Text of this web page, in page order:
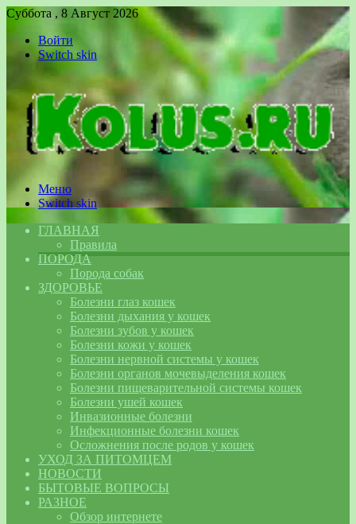
Суббота , 8 Август 2026
Войти
Switch skin
Меню
Switch skin
ГЛАВНАЯ
Правила
ПОРОДА
Порода собак
ЗДОРОВЬЕ
Болезни глаз кошек
Болезни дыхания у кошек
Болезни зубов у кошек
Болезни кожи у кошек
Болезни нервной системы у кошек
Болезни органов мочевыделения кошек
Болезни пищеварительной системы кошек
Болезни ушей кошек
Инвазионные болезни
Инфекционные болезни кошек
Осложнения после родов у кошек
УХОД ЗА ПИТОМЦЕМ
НОВОСТИ
БЫТОВЫЕ ВОПРОСЫ
РАЗНОЕ
Обзор интернете